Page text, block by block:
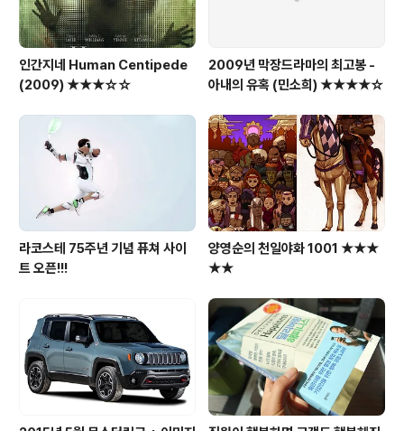
인간지네 Human Centipede
(2009) ★★★☆☆
2009년 막장드라마의 최고봉 -
아내의 유혹 (민소희) ★★★★☆
라코스테 75주년 기념 퓨쳐 사이
트 오픈!!!
양영순의 천일야화 1001 ★★★
★★